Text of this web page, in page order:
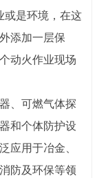
是环境，在这
添加一层保
动火作业现场
、可燃气体探
和个体防护设
应用于冶金、
防及环保等领